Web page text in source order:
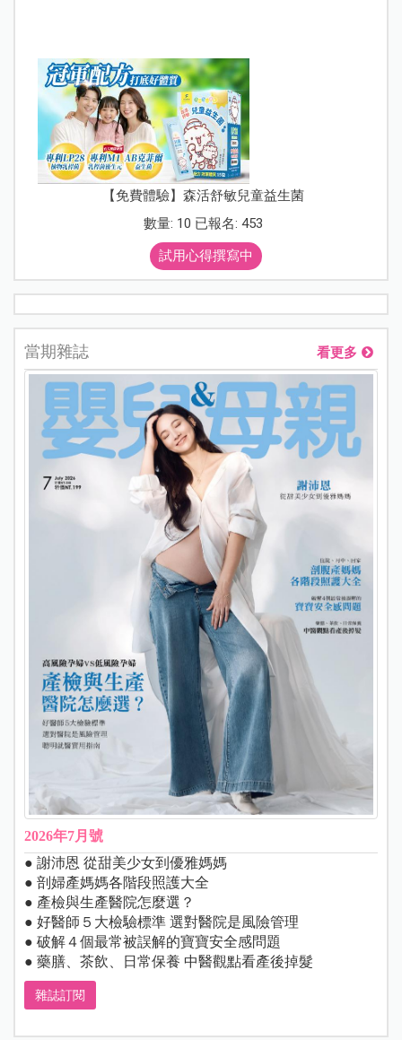
【免費體驗】森活舒敏兒童益生菌
數量: 10 已報名: 453
試用心得撰寫中
當期雜誌 看更多
2026年7月號
● 謝沛恩 從甜美少女到優雅媽媽
● 剖婦產媽媽各階段照護大全
● 產檢與生產醫院怎麼選？
● 好醫師５大檢驗標準 選對醫院是風險管理
● 破解４個最常被誤解的寶寶安全感問題
● 藥膳、茶飲、日常保養 中醫觀點看產後掉髮
雜誌訂閱